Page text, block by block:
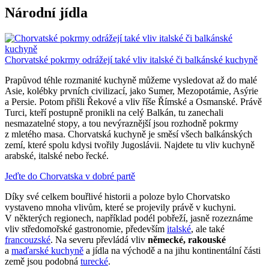
Národní jídla
Chorvatské pokrmy odrážejí také vliv italské či balkánské kuchyně
Prapůvod téhle rozmanité kuchyně můžeme vysledovat až do malé
Asie, kolébky prvních civilizací, jako Sumer, Mezopotámie, Asýrie
a Persie. Potom přišli Řekové a vliv říše Římské a Osmanské. Právě
Turci, kteří postupně pronikli na celý Balkán, tu zanechali
nesmazatelné stopy, a tou nevýraznější jsou rozhodně pokrmy
z mletého masa. Chorvatská kuchyně je směsí všech balkánských
zemí, které spolu kdysi tvořily Jugoslávii. Najdete tu vliv kuchyně
arabské, italské nebo řecké.
Jeďte do Chorvatska v dobré partě
Díky své celkem bouřlivé historii a poloze bylo Chorvatsko
vystaveno mnoha vlivům, které se projevily právě v kuchyni.
V některých regionech, například podél pobřeží, jasně rozeznáme
vliv středomořské gastronomie, především italské, ale také
francouzské. Na severu převládá vliv německé, rakouské
a maďarské kuchyně a jídla na východě a na jihu kontinentální části
země jsou podobná turecké.